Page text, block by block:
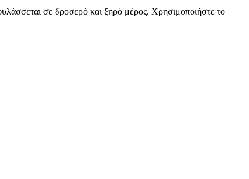
σε δροσερό και ξηρό μέρος. Χρησιμοποιήστε το